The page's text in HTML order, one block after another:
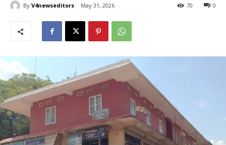
By V4newseditors May 31, 2026 0
70